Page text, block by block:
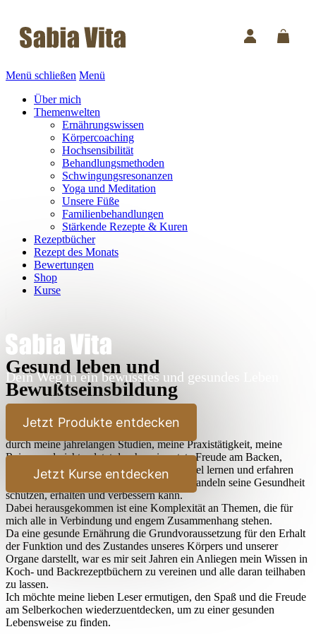
Menü schließen Menü
Über mich
Themenwelten
Ernährungswissen
Körpercoaching
Hochsensibilität
Behandlungsmethoden
Schwingungsresonanzen
Yoga und Meditation
Unsere Füße
Familienbehandlungen
Stärkende Rezepte & Kuren
Rezeptbücher
Rezept des Monats
Bewertungen
Shop
Kurse
Dein Weg in ein bewusstes und gesundes Leben
Jetzt Produkte entdecken
Jetzt Kurse entdecken
Gesund leben und
Bewußtseinsbildung
Lieber Leser,
durch meine jahrelangen Studien, meine Praxistätigkeit, meine
Reisen und nicht zuletzt durch meine stete Freude am Backen,
Kochen und Ausprobieren habe ich sehr viel lernen und erfahren
dürfen, wie der Mensch durch bewußtes Handeln seine Gesundheit
schützen, erhalten und verbessern kann.
Dabei herausgekommen ist eine Komplexität an Themen, die für
mich alle in Verbindung und engem Zusammenhang stehen.
Da eine gesunde Ernährung die Grundvoraussetzung für den Erhalt
der Funktion und des Zustandes unseres Körpers und unserer
Organe darstellt, war es mir seit Jahren ein Anliegen mein Wissen in
Koch- und Backrezeptbüchern zu vereinen und alle daran teilhaben
zu lassen.
Ich möchte meine lieben Leser ermutigen, den Spaß und die Freude
am Selberkochen wiederzuentdecken, um zu einer gesunden
Lebensweise zu finden.